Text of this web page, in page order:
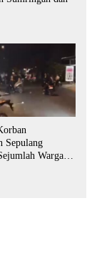
Sepulang
Warga